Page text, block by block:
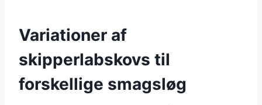
Variationer af
skipperlabskovs til
forskellige smagsløg